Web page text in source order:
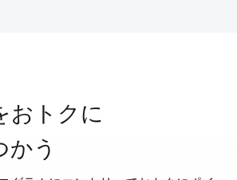
おトクに
かう